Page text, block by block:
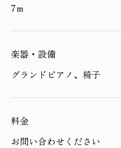
7ｍ
楽器・設備
グランドピアノ、椅子
料金
お問い合わせください